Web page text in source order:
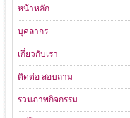
หน้าหลัก
บุคลากร
เกี่ยวกับเรา
ติดต่อ สอบถาม
รวมภาพกิจกรรม